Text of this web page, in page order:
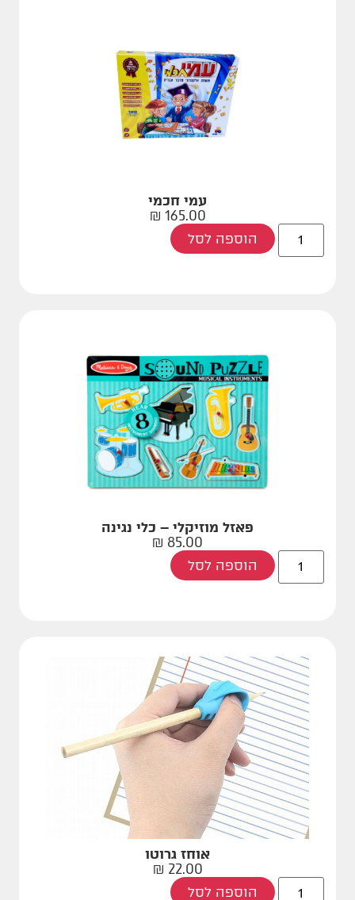
עמי חכמי
165.00
₪
הוספה לסל
פאזל מוזיקלי – כלי נגינה
85.00
₪
הוספה לסל
אוחז גרוטו
22.00
₪
הוספה לסל